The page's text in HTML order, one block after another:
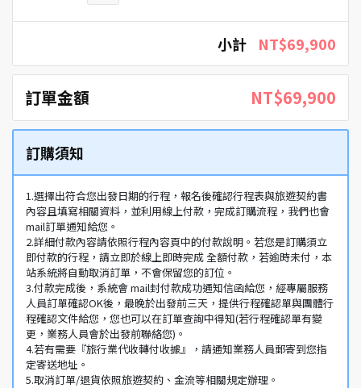
小計 NT$69,900
訂單金額 NT$69,900
訂購須知
1.選擇出符合您出發日期的行程，報名後確認行程表與旅遊契約書
內容且填寫相關資料，並利用線上付款，完成訂購流程，我們也會
mail訂單通知給您。
2.詳細付款內容請依照行程內容頁中的付款說明。若您是訂購須立
即付款的行程，請立即於線上即時完成 全額付款，若逾時未付，本
站系統將自動取消訂單，不會保留您的訂位。
3.付款完成後，系統會 mail封付款成功通知信函給您，經專屬服務
人員訂單確認OK後，最晚於出發前三天，提供行程確認單與團體行
程確認文件給您，您也可以在訂單查詢中得知(若行程確認單有變
更，業務人員會於出發前聯絡您)。
4.若有需要『旅行業代收轉付收據』，請通知業務人員郵寄到您指
定寄送地址。
5.取消訂單/退貨依照旅遊契約、金流等相關規定辦理。